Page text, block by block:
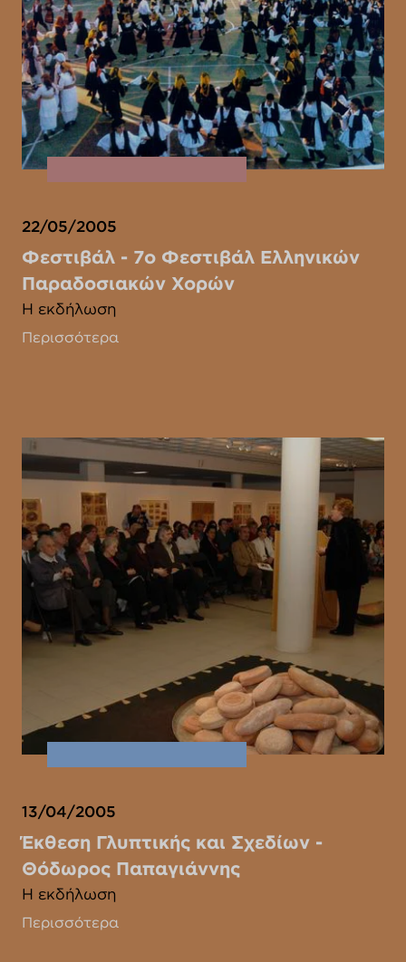
22/05/2005
Φεστιβάλ - 7ο Φεστιβάλ Ελληνικών
Παραδοσιακών Χορών
Η εκδήλωση
Περισσότερα
13/04/2005
Έκθεση Γλυπτικής και Σχεδίων -
Θόδωρος Παπαγιάννης
Η εκδήλωση
Περισσότερα